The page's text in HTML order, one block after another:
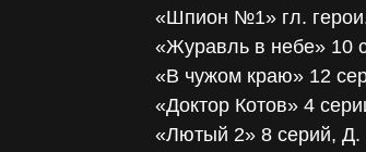
«Шпион №1» гл.
«Журавль в небе» 10
«В чужом краю» 12
«Доктор Котов» 4
«Лютый 2» 8 серий, Д.